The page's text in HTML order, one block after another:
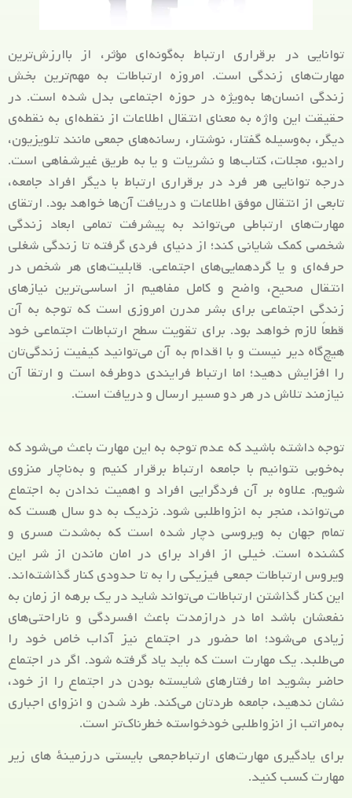
توانایی در برقراری ارتباط به‌گونه‌ای مؤثر، از باارزش‌ترین
مهارت‌های زندگی است. امروزه ارتباطات به مهم‌ترین بخش
زندگی انسان‌ها به‌ویژه در حوزه اجتماعی بدل شده است. در
حقیقت این واژه به معنای انتقال اطلاعات از نقطه‌ای به نقطه‌ی
دیگر، به‌وسیله گفتار، نوشتار، رسانه‌های جمعی مانند تلویزیون،
رادیو، مجلات، کتاب‌ها و نشریات و یا به طریق غیرشفاهی است.
درجه توانایی هر فرد در برقراری ارتباط با دیگر افراد جامعه،
تابعی از انتقال موفق اطلاعات و دریافت آن‌ها خواهد بود. ارتقای
مهارت‌های ارتباطی می‌تواند به پیشرفت تمامی ابعاد زندگی
شخصی کمک شایانی کند؛ از دنیای فردی گرفته تا زندگی شغلی
حرفه‌ای و یا گردهمایی‌های اجتماعی. قابلیت‌های هر شخص در
انتقال صحیح، واضح و کامل مفاهیم از اساسی‌ترین نیازهای
زندگی اجتماعی برای بشر مدرن امروزی است که توجه به آن
قطعاً لازم خواهد بود. برای تقویت سطح ارتباطات اجتماعی خود
هیچ‌گاه دیر نیست و با اقدام به آن می‌توانید کیفیت زندگی‌تان
را افزایش دهید؛ اما ارتباط فرایندی دوطرفه است و ارتقا آن
نیازمند تلاش در هر دو مسیر ارسال و دریافت است.
توجه داشته باشید که عدم توجه به این مهارت باعث می‌شود که
به‌خوبی نتوانیم با جامعه ارتباط برقرار کنیم و به‌ناچار منزوی
شویم. علاوه بر آن فردگرایی افراد و اهمیت ندادن به اجتماع
می‌تواند، منجر به انزواطلبی شود. نزدیک به دو سال هست که
تمام جهان به ویروسی دچار شده است که به‌شدت مسری و
کشنده است. خیلی از افراد برای در امان ماندن از شر این
ویروس ارتباطات جمعی فیزیکی را به تا حدودی کنار گذاشته‌اند.
این کنار گذاشتن ارتباطات می‌تواند شاید در یک برهه از زمان به
نفعشان باشد اما در درازمدت باعث افسردگی و ناراحتی‌های
زیادی می‌شود؛ اما حضور در اجتماع نیز آداب خاص خود را
می‌طلبد. یک مهارت است که باید یاد گرفته شود. اگر در اجتماع
حاضر بشوید اما رفتارهای شایسته بودن در اجتماع را از خود،
نشان ندهید، جامعه طردتان می‌کند. طرد شدن و انزوای اجباری
به‌مراتب از انزواطلبی خودخواسته خطرناک‌تر است.
برای یادگیری مهارت‌های ارتباط‌جمعی بایستی درزمینهٔ های زیر
مهارت کسب کنید.